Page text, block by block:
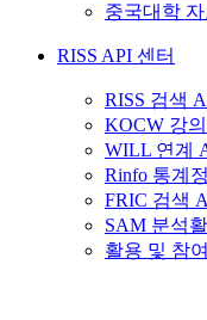
중국대학
RISS API 센터
RISS 검색
KOCW 강
WILL 연계
Rinfo 통계
FRIC 검색
SAM 분석
활용 및 참